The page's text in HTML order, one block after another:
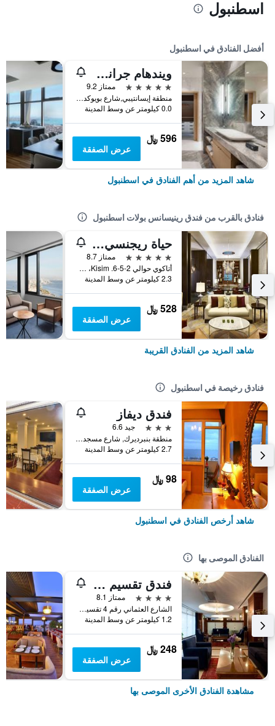
اسطنبول
أفضل الفنادق في اسطنبول
ويندهام جراند إسطنبول ليفينت
5 نجوم
ممتاز 9.2
منطقة إيسانتيبي,شارع بويوكديري 177-183 شيشلي, اسطنبول, تركيا
0.0 كيلومتر عن وسط المدينة
596 ﷼
عرض الصفقة
شاهد المزيد من أهم الفنادق في اسطنبول
فنادق بالقرب من فندق رينيسانس بولات اسطنبول
حياة ريجنسي إسطنبول أتاكوي
5 نجوم
ممتاز 8.7
أتاكوي حوالي 2-5-6. Kisim، حسين رؤوف أورباي قديسي الساحل يولو رقم: 2/1 باكيركوى, اسطنبول, تركيا
2.3 كيلومتر عن وسط المدينة
528 ﷼
عرض الصفقة
شاهد المزيد من الفنادق القريبة
فنادق رخيصة في اسطنبول
فندق ديفاز
3 نجوم
جيد 6.6
منطقة بنبرديرك, شارع مسجد كاتب سنان رقم 31, اسطنبول, تركيا
2.7 كيلومتر عن وسط المدينة
98 ﷼
عرض الصفقة
شاهد أرخص الفنادق في اسطنبول
الفنادق الموصى بها
فندق تقسيم متروبارك
4 نجوم
ممتاز 8.1
الشارع العثماني رقم 4 تقسيم, اسطنبول, تركيا
1.2 كيلومتر عن وسط المدينة
248 ﷼
عرض الصفقة
مشاهدة الفنادق الأخرى الموصى بها